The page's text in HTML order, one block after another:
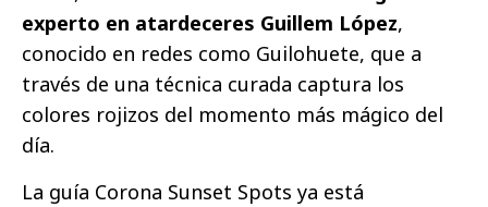
experto en atardeceres Guillem López,
conocido en redes como Guilohuete, que a
través de una técnica curada captura los
colores rojizos del momento más mágico del
día.
La guía Corona Sunset Spots ya está